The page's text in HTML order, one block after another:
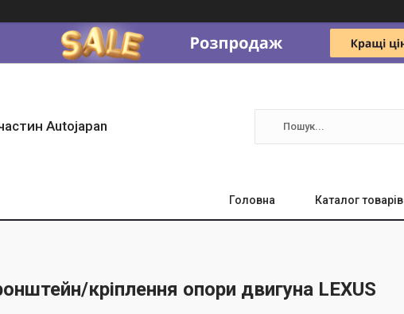
Autojapan
Головна Каталог товарів
кріплення опори двигуна LEXUS